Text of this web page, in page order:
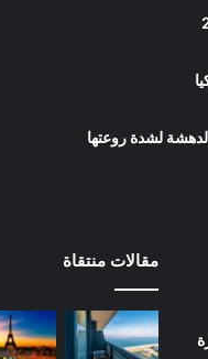
لشدة روعتها
مقالات منتقاة